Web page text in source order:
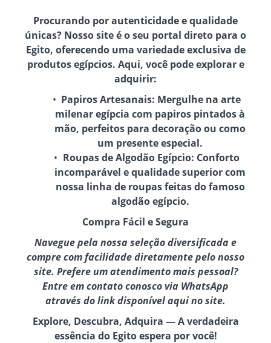
Procurando por autenticidade e qualidade
únicas? Nosso site é o seu portal direto para o
Egito, oferecendo uma variedade exclusiva de
produtos egípcios. Aqui, você pode explorar e
adquirir:
Papiros Artesanais: Mergulhe na arte
milenar egípcia com papiros pintados à
mão, perfeitos para decoração ou como
um presente especial.
Roupas de Algodão Egípcio: Conforto
incomparável e qualidade superior com
nossa linha de roupas feitas do famoso
algodão egípcio.
Compra Fácil e Segura
Navegue pela nossa seleção diversificada e
compre com facilidade diretamente pelo nosso
site. Prefere um atendimento mais pessoal?
Entre em contato conosco via WhatsApp
através do link disponível aqui no site.
Explore, Descubra, Adquira — A verdadeira
essência do Egito espera por você!